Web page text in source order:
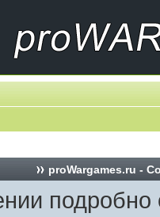
proWargames.ru -
подробно